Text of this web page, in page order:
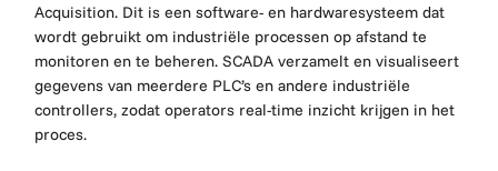
Acquisition. Dit is een software- en hardwaresysteem dat
wordt gebruikt om industriële processen op afstand te
monitoren en te beheren. SCADA verzamelt en visualiseert
gegevens van meerdere PLC’s en andere industriële
controllers, zodat operators real-time inzicht krijgen in het
proces.